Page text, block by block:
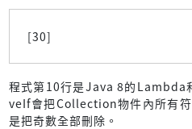
[30]
程式第10行是Java 8的
veIf會把Collection物件內所有
是把奇數全部刪除。